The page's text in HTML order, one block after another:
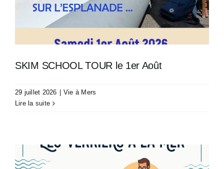
SKIM SCHOOL TOUR le 1er Août
29 juillet 2026
Vie à Mers
Lire la suite